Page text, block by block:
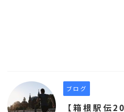
ブログ
【箱根駅伝